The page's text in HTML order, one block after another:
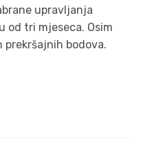
upravljanja
od tri mjeseca. Osim
bodova.